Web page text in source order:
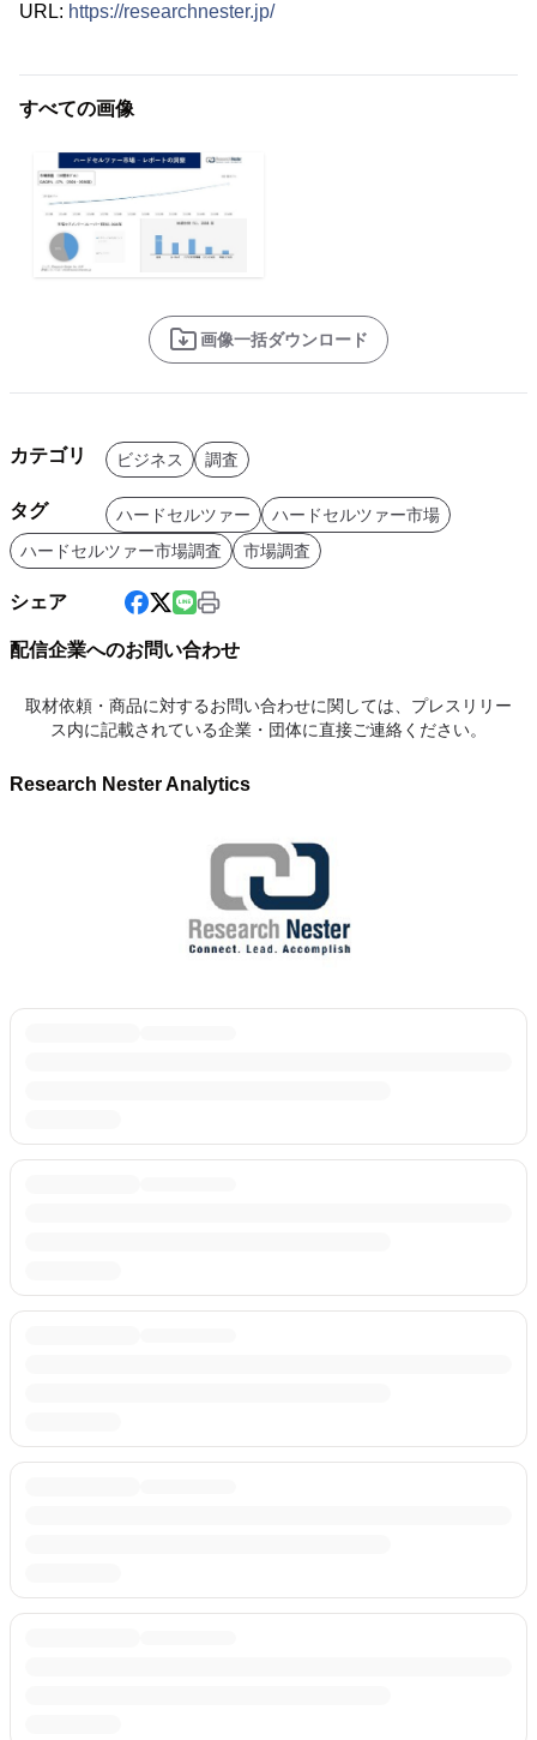
URL: https://researchnester.jp/
すべての画像
画像一括ダウンロード
カテゴリ ビジネス 調査
タグ ハードセルツァー
ハードセルツァー市場
ハードセルツァー市場調査
市場調査
シェア
配信企業へのお問い合わせ
取材依頼・商品に対するお問い合わせに関しては、プレスリリー
ス内に記載されている企業・団体に直接ご連絡ください。
Research Nester Analytics